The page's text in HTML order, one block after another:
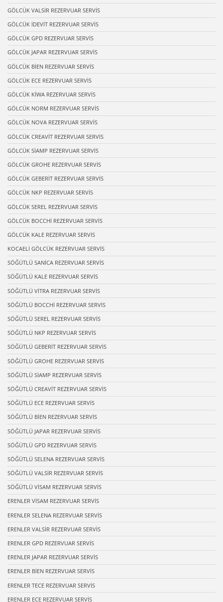
GÖLCÜK VALSİR REZERVUAR SERVİS
GÖLCÜK İDEVİT REZERVUAR SERVİS
GÖLCÜK GPD REZERVUAR SERVİS
GÖLCÜK JAPAR REZERVUAR SERVİS
GÖLCÜK BİEN REZERVUAR SERVİS
GÖLCÜK ECE REZERVUAR SERVİS
GÖLCÜK KİWA REZERVUAR SERVİS
GÖLCÜK NORM REZERVUAR SERVİS
GÖLCÜK NOVA REZERVUAR SERVİS
GÖLCÜK CREAVİT REZERVUAR SERVİS
GÖLCÜK SİAMP REZERVUAR SERVİS
GÖLCÜK GROHE REZERVUAR SERVİS
GÖLCÜK GEBERİT REZERVUAR SERVİS
GÖLCÜK NKP REZERVUAR SERVİS
GÖLCÜK SEREL REZERVUAR SERVİS
GÖLCÜK BOCCHİ REZERVUAR SERVİS
GÖLCÜK KALE REZERVUAR SERVİS
KOCAELİ GÖLCÜK REZERVUAR SERVİS
SÖĞÜTLÜ SANİCA REZERVUAR SERVİS
SÖĞÜTLÜ KALE REZERVUAR SERVİS
SÖĞÜTLÜ VİTRA REZERVUAR SERVİS
SÖĞÜTLÜ BOCCHİ REZERVUAR SERVİS
SÖĞÜTLÜ SEREL REZERVUAR SERVİS
SÖĞÜTLÜ NKP REZERVUAR SERVİS
SÖĞÜTLÜ GEBERİT REZERVUAR SERVİS
SÖĞÜTLÜ GROHE REZERVUAR SERVİS
SÖĞÜTLÜ SİAMP REZERVUAR SERVİS
SÖĞÜTLÜ CREAVİT REZERVUAR SERVİS
SÖĞÜTLÜ ECE REZERVUAR SERVİS
SÖĞÜTLÜ BİEN REZERVUAR SERVİS
SÖĞÜTLÜ JAPAR REZERVUAR SERVİS
SÖĞÜTLÜ GPD REZERVUAR SERVİS
SÖĞÜTLÜ SELENA REZERVUAR SERVİS
SÖĞÜTLÜ VALSİR REZERVUAR SERVİS
SÖĞÜTLÜ VİSAM REZERVUAR SERVİS
ERENLER VİSAM REZERVUAR SERVİS
ERENLER SELENA REZERVUAR SERVİS
ERENLER VALSİR REZERVUAR SERVİS
ERENLER GPD REZERVUAR SERVİS
ERENLER JAPAR REZERVUAR SERVİS
ERENLER BİEN REZERVUAR SERVİS
ERENLER TECE REZERVUAR SERVİS
ERENLER ECE REZERVUAR SERVİS